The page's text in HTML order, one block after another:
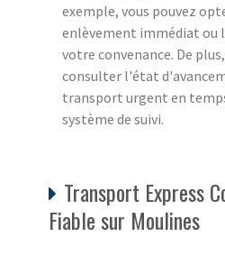
exemple, vous pouvez
enlèvement immédiat ou
votre convenance. De
consulter l'état
transport urgent en
système de suivi.
Transport Express
Fiable sur Moulines